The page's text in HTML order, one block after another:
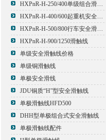
HXPnR-H-250/400单级组合滑触线
HXPnR-H-400/600起重机安全滑触线
HXPnR-H-500/800行车安全滑触线
HXPnR-H-900/1250滑触线
单级安全滑触线价格
单级铜滑触线
单极安全滑线
JDU铜质“H”型安全滑触线
单极滑触线HFD500
DHH型单极组合式安全滑触线
单极滑触线配件